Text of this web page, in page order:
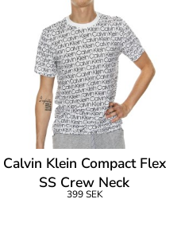
Calvin Klein Compact Flex
SS Crew Neck
399 SEK